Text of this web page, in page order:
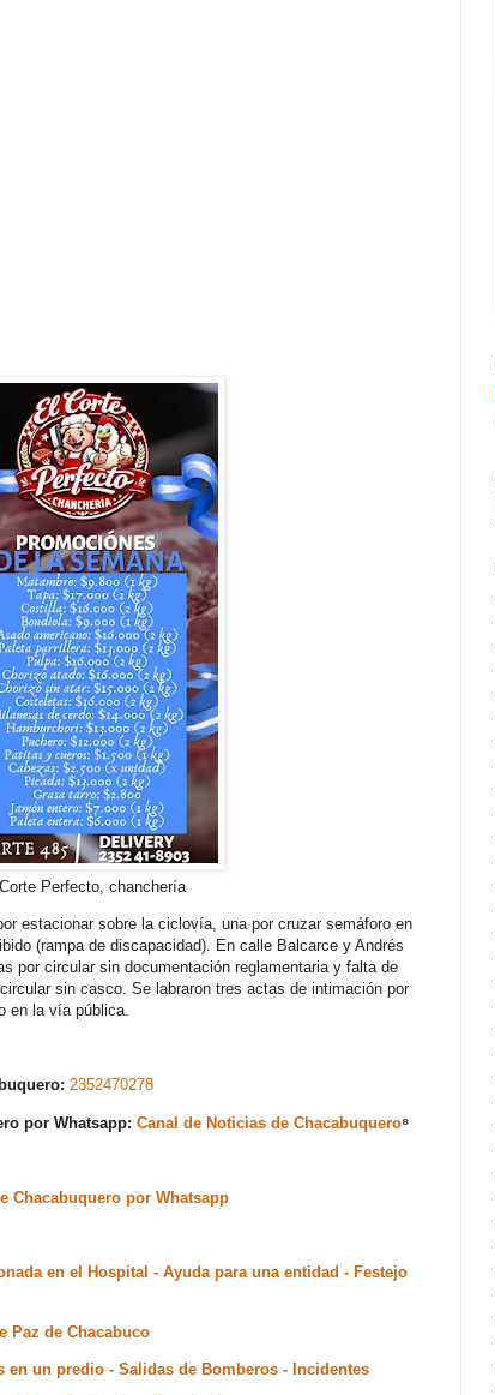
Perfecto, chanchería
estacionar sobre la ciclovía, una por cruzar semáforo en
(rampa de discapacidad). En calle Balcarce y Andrés
por circular sin documentación reglamentaria y falta de
sin casco. Se labraron tres actas de intimación por
en la vía pública.
2352470278
por Whatsapp: Canal de Noticias de Chacabuquero⁸
Chacabuquero por Whatsapp
en el Hospital - Ayuda para una entidad - Festejo
Paz de Chacabuco
en un predio - Salidas de Bomberos - Incidentes